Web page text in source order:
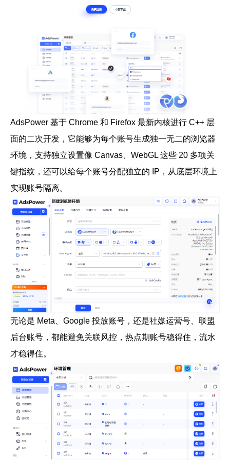
AdsPower 基于 Chrome 和 Firefox 最新内核进行 C++ 层
面的二次开发，它能够为每个账号生成独一无二的浏览器
环境，支持独立设置像 Canvas、WebGL 这些 20 多项关
键指纹，还可以给每个账号分配独立的 IP，从底层环境上
实现账号隔离。
无论是 Meta、Google 投放账号，还是社媒运营号、联盟
后台账号，都能避免关联风控，热点期账号稳得住，流水
才稳得住。